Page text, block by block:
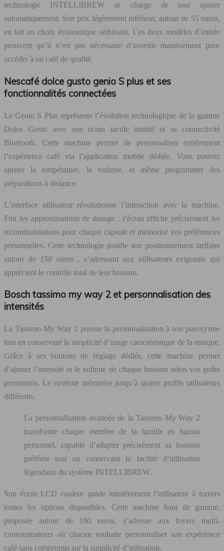
technologie INTELLIBREW se charge de tout ajuster
automatiquement. Son prix légèrement inférieur, autour de 55 euros,
en fait un choix économique séduisant. Ces deux modèles d’entrée
prouvent qu’il n’est pas nécessaire d’investir massivement pour
accéder à un café de qualité.
Nescafé dolce gusto genio S plus et ses
fonctionnalités connectées
Le Genio S Plus représente l’évolution technologique de la gamme
Dolce Gusto avec son écran tactile intuitif et sa connectivité
Bluetooth. Cette machine permet de personnaliser entièrement
l’expérience café via l’application mobile dédiée. Vous pouvez
ajuster la température, le volume, et même programmer des
préparations à distance.
L’interface utilisateur révolutionne l’interaction avec la machine.
Fini les approximations de dosage : l’écran affiche précisément les
recommandations pour chaque capsule et mémorise vos préférences
personnelles. Cette technologie justifie son positionnement tarifaire
autour de 150 euros , s’adressant aux utilisateurs exigeants qui
apprécient le contrôle total de leur boisson.
Bosch tassimo my way 2 et personnalisation des
intensités
La Tassimo My Way 2 pousse la personnalisation à son paroxysme
tout en conservant la simplicité d’usage caractéristique de la marque.
Grâce à ses boutons de réglage dédiés, cette machine permet
d’ajuster l’intensité et le volume de chaque boisson selon vos goûts
personnels. Le système mémorise jusqu’à quatre profils utilisateurs
différents.
La personnalisation avancée de la Tassimo My Way 2
transforme chaque membre de la famille en barista
personnel, capable d’adapter précisément sa boisson
préférée tout en conservant la facilité d’utilisation
légendaire du système INTELLIBREW.
Son écran LCD couleur guide intuitivement l’utilisateur à travers
toutes les options disponibles. Cette machine haut de gamme,
proposée autour de 180 euros, s’adresse aux foyers multi-
consommateurs où chacun souhaite personnaliser son expérience
café sans compromis sur la simplicité d’utilisation.